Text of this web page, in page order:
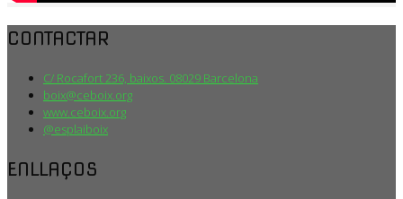
CONTACTAR
C/ Rocafort 236, baixos. 08029 Barcelona
boix@ceboix.org
www.ceboix.org
@esplaiboix
ENLLAÇOS